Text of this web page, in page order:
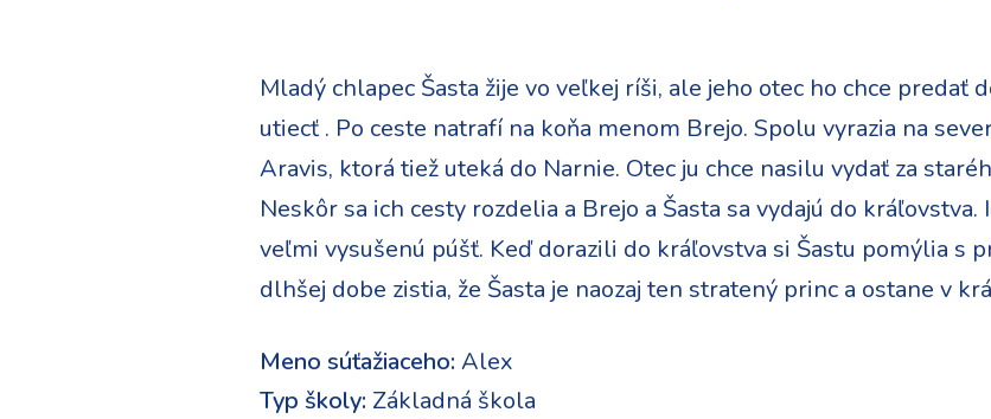
Mladý chlapec Šasta žije vo veľkej ríši, ale jeho otec ho chce predať
utiecť . Po ceste natrafí na koňa menom Brejo. Spolu vyrazia na
Aravis, ktorá tiež uteká do Narnie. Otec ju chce nasilu vydať za
Neskôr sa ich cesty rozdelia a Brejo a Šasta sa vydajú do
veľmi vysušenú púšť. Keď dorazili do kráľovstva si Šastu pomýlia s
dlhšej dobe zistia, že Šasta je naozaj ten stratený princ a ostane v
Meno súťažiaceho: Alex
Typ školy: Základná škola